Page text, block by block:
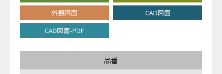
外観図面
CAD図面
CAD図面-PDF
品番